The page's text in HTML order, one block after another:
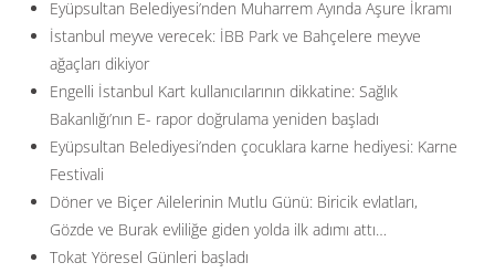
Eyüpsultan Belediyesi’nden Muharrem Ayında Aşure İkramı
İstanbul meyve verecek: İBB Park ve Bahçelere meyve
ağaçları dikiyor
Engelli İstanbul Kart kullanıcılarının dikkatine: Sağlık
Bakanlığı’nın E- rapor doğrulama yeniden başladı
Eyüpsultan Belediyesi’nden çocuklara karne hediyesi: Karne
Festivali
Döner ve Biçer Ailelerinin Mutlu Günü: Biricik evlatları,
Gözde ve Burak evliliğe giden yolda ilk adımı attı…
Tokat Yöresel Günleri başladı